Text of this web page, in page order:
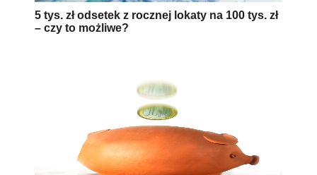
5 tys. zł odsetek z rocznej lokaty na 100 tys. zł
– czy to możliwe?